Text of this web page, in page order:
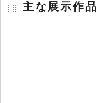
主な展示作品